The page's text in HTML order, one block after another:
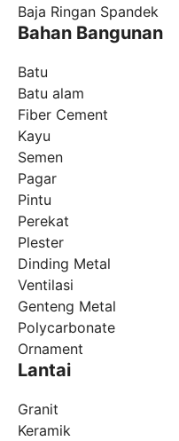
Baja Ringan Spandek
Bahan Bangunan
Batu
Batu alam
Fiber Cement
Kayu
Semen
Pagar
Pintu
Perekat
Plester
Dinding Metal
Ventilasi
Genteng Metal
Polycarbonate
Ornament
Lantai
Granit
Keramik